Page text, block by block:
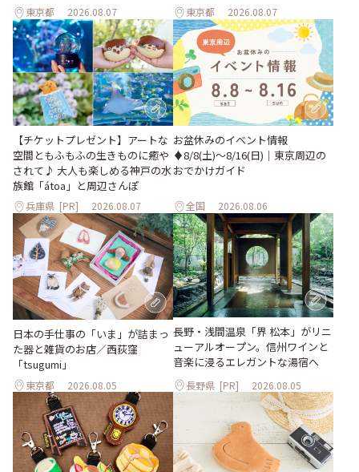
東京都 2026.08.07 東京都 2026.08.07
【チケットプレゼント】アートな
空間ともふもふの生きものに癒や
されて♪ 大人も楽しめる神戸の水
族館「átoa」と周辺さんぽ
兵庫県 [PR] 2026.08.07
お盆休みのイベント情報
♦︎8/8(土)〜8/16(日)｜東京周辺の
おでかけガイド
全国 2026.08.06
日本の手仕事の「いま」が詰まっ
た器と雑貨のお店／西荻窪
「tsugumi」
東京都 2026.08.05
長野・浅間温泉「界 松本」がリニ
ューアルオープン。信州ワインと
音楽に浸るエレガントな湯宿へ
長野県 [PR] 2026.08.05